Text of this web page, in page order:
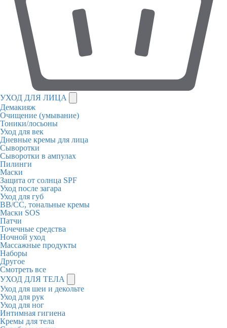
УХОД ДЛЯ ЛИЦА
Демакияж
Очищение (умывание)
Тоники/лосьоны
Уход для век
Дневные кремы для лица
Сыворотки
Сыворотки в ампулах
Пилинги
Маски
Защита от солнца SPF
Уход после загара
Уход для губ
BB/CC, тональные кремы
Маски SOS
Патчи
Точечные средства
Ночной уход
Массажные продукты
Наборы
Другое
Смотреть все
УХОД ДЛЯ ТЕЛА
Уход для шеи и декольте
Уход для рук
Уход для ног
Интимная гигиена
Кремы для тела